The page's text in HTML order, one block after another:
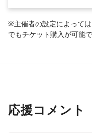
※主催者の設定によって
でもチケット購入が可能で
応援コメント